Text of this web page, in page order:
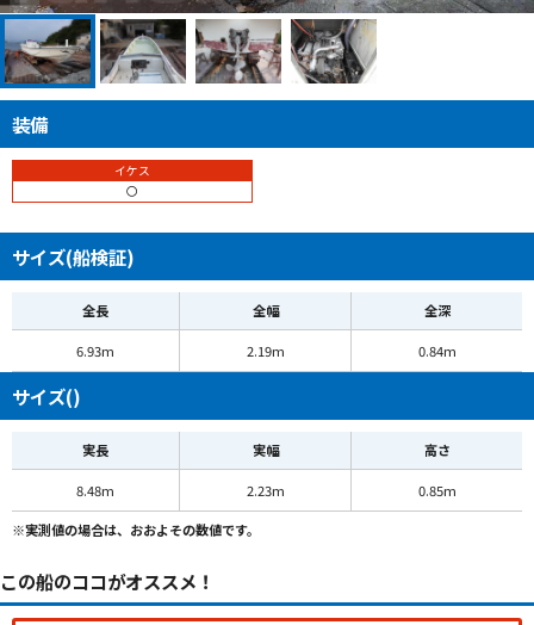
装備
イケス
〇
サイズ(船検証)
全長 全幅 全深
6.93m 2.19m 0.84m
サイズ()
実長 実幅 高さ
8.48m 2.23m 0.85m
※実測値の場合は、おおよその数値です。
この船のココがオススメ！